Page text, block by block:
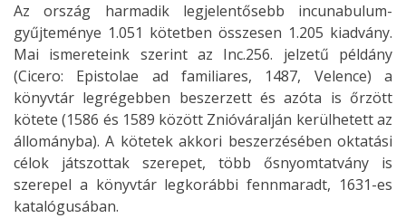
Az ország harmadik legjelentősebb incunabulum-
gyűjteménye 1.051 kötetben összesen 1.205 kiadvány.
Mai ismereteink szerint az Inc.256. jelzetű példány
(Cicero: Epistolae ad familiares, 1487, Velence) a
könyvtár legrégebben beszerzett és azóta is őrzött
kötete (1586 és 1589 között Znióváralján kerülhetett az
állományba). A kötetek akkori beszerzésében oktatási
célok játszottak szerepet, több ősnyomtatvány is
szerepel a könyvtár legkorábbi fennmaradt, 1631-es
katalógusában.